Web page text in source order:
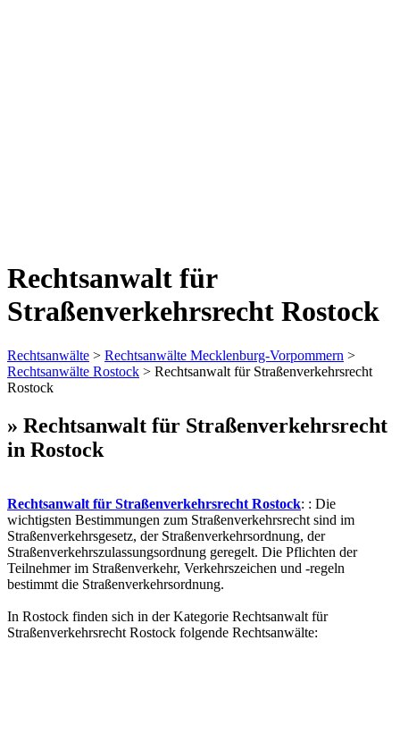
Rechtsanwalt für
Straßenverkehrsrecht Rostock
Rechtsanwälte > Rechtsanwälte Mecklenburg-Vorpommern >
Rechtsanwälte Rostock > Rechtsanwalt für Straßenverkehrsrecht
Rostock
» Rechtsanwalt für Straßenverkehrsrecht
in Rostock
Rechtsanwalt für Straßenverkehrsrecht Rostock: : Die
wichtigsten Bestimmungen zum Straßenverkehrsrecht sind im
Straßenverkehrsgesetz, der Straßenverkehrsordnung, der
Straßenverkehrszulassungsordnung geregelt. Die Pflichten der
Teilnehmer im Straßenverkehr, Verkehrszeichen und -regeln
bestimmt die Straßenverkehrsordnung.
In Rostock finden sich in der Kategorie Rechtsanwalt für
Straßenverkehrsrecht Rostock folgende Rechtsanwälte: